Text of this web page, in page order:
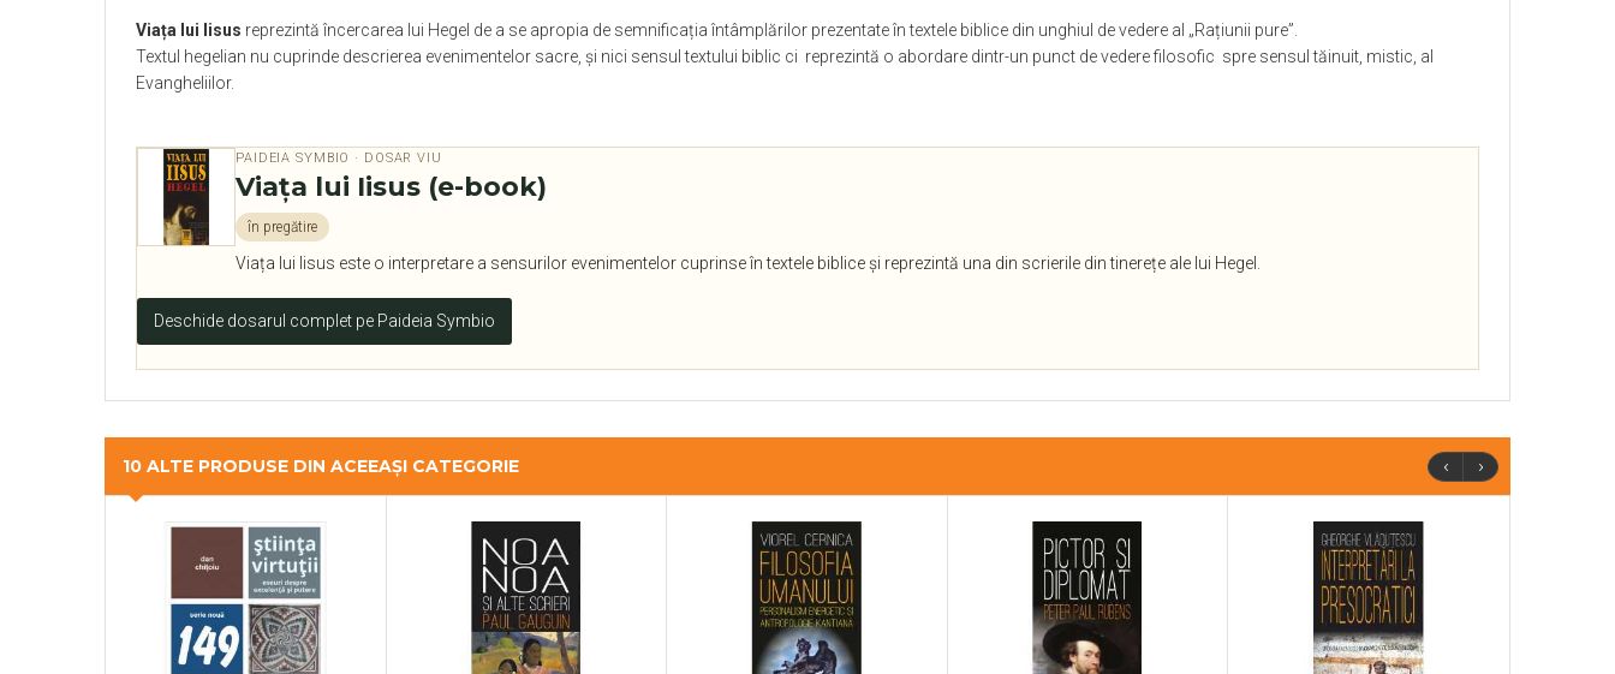
Viața lui Iisus reprezintă încercarea lui Hegel de a se apropia de semnificația întâmplărilor prezentate în textele biblice din unghiul de vedere al „Rațiunii pure”.
Textul hegelian nu cuprinde descrierea evenimentelor sacre, și nici sensul textului biblic ci reprezintă o abordare dintr-un punct de vedere filosofic spre sensul tăinuit, mistic, al
Evangheliilor.
PAIDEIA SYMBIO · DOSAR VIU
Viaţa lui Iisus (e-book)
în pregătire
Viața lui Iisus este o interpretare a sensurilor evenimentelor cuprinse în textele biblice și reprezintă una din scrierile din tinerețe ale lui Hegel.
Deschide dosarul complet pe Paideia Symbio
10 ALTE PRODUSE DIN ACEEAȘI CATEGORIE ‹ ›